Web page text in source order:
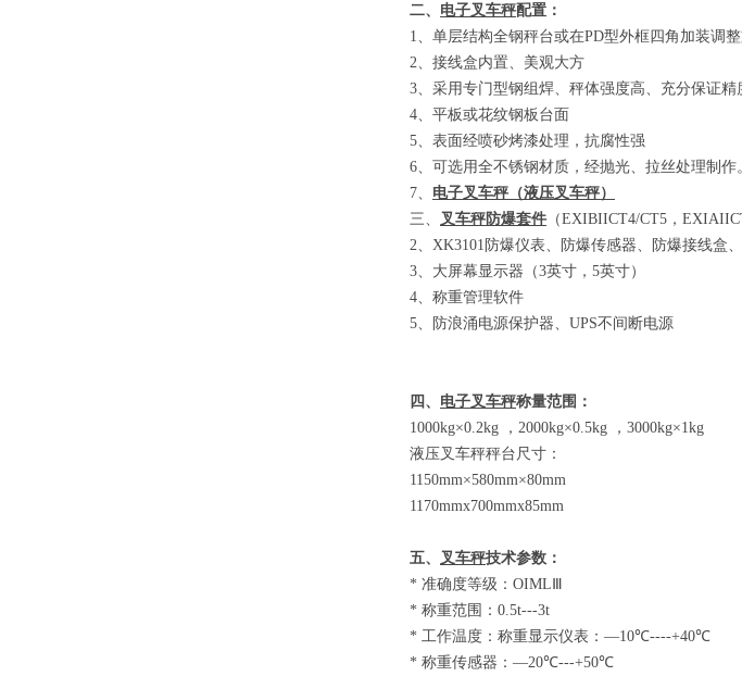
二、 电子叉车秤配置：
1、单层结构全钢秤台或在PD型外框四角加装调
2、接线盒内置、美观大方
3、采用专门型钢组焊、秤体强度高、充分保证精
4、平板或花纹钢板台面
5、表面经喷砂烤漆处理，抗腐性强
6、可选用全不锈钢材质，经抛光、拉丝处理制作
7、 电子叉车秤 （液压叉车秤）
三、 叉车秤防爆套件 （EXIBIICT4/CT5 ，
2、 XK3101 防爆仪表、防爆传感器、防爆接线盒
3、大屏幕显示器 （3英寸， 5英寸）
4、称重管理软件
5、防浪涌电源保护器、 UPS不间断电源
四、 电子叉车秤称量范围：
1000kg×0.2kg
， 2000kg×0.5kg ， 3000kg×1kg
液压叉车秤秤台尺寸：
1150mm×580mm×80mm
1170mmx700mmx85mm
五、 叉车秤技术参数 ：
* 准确度等级： OIMLⅢ
* 称重范围： 0.5t---3t
* 工作温度：称重显示仪表： —10℃----
* 称重传感器： —20℃---+50℃